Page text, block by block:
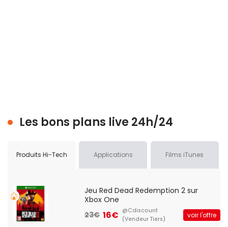
Les bons plans live 24h/24
Produits Hi-Tech Applications Films iTunes
Jeu Red Dead Redemption 2 sur
Xbox One
23€ 16€ @Cdiscount
(Vendeur Tiers)
voir l'offre